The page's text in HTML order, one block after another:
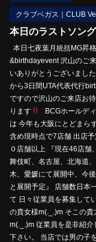
クラブベガス｜CLUB
本日のラストソン
本日七夜葉月統括MG昇格
&birthdayevent 沢山のご
いありがとうございました
から3日間UTA代表代行
ですので沢山のご来店お
ります
BCGホールデ
は 今年も大阪にとどまら
含め現時点で7店舗 出店予
０店舗以上 『現在46店舗
舞伎町、名古屋、北海道
木、愛媛にて展開中、今
と展開予定』 店舗数日本
て 日々従業員を募集して
の貴女様m(._.)m そこの貴
m(._.)m 従業員を是非紹介
下さい。 当店では男の子